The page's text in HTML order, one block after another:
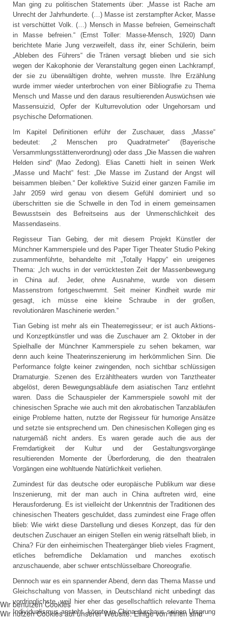
Man ging zu politischen Statements über: „Masse ist Rache am
Unrecht der Jahrhunderte. (…) Masse ist zerstampfter Acker, Masse
ist verschüttet Volk. (…) Mensch in Masse befreien, Gemeinschaft
in Masse befreien.“ (Ernst Toller: Masse-Mensch, 1920) Dann
berichtete Marie Jung verzweifelt, dass ihr, einer Schülerin, beim
„Ableben des Führers“ die Tränen versagt blieben und sie sich
wegen der Kakophonie der Veranstaltung gegen einen Lachkrampf,
der sie zu überwältigen drohte, wehren musste. Ihre Erzählung
wurde immer wieder unterbrochen von einer Bibliografie zu Thema
Mensch und Masse und den daraus resultierenden Auswüchsen wie
Massensuizid, Opfer der Kulturrevolution oder Ungehorsam und
psychische Deformationen.
Im Kapitel Definitionen erführ der Zuschauer, dass „Masse“
bedeutet: „2 Menschen pro Quadratmeter“ (Bayerische
Versammlungsstättenverordnung) oder dass „Die Massen die wahren
Helden sind“ (Mao Zedong). Elias Canetti hielt in seinen Werk
„Masse und Macht“ fest: „Die Masse im Zustand der Angst will
beisammen bleiben.“ Der kollektive Suizid einer ganzen Familie im
Jahr 2059 wird genau von diesem Gefühl dominiert und so
überschritten sie die Schwelle in den Tod in einem gemeinsamen
Bewusstsein des Befreitseins aus der Unmenschlichkeit des
Massendaseins.
Regisseur Tian Gebing, der mit diesem Projekt Künstler der
Münchner Kammerspiele und des Paper Tiger Theater Studio Peking
zusammenführte, behandelte mit „Totally Happy“ ein ureigenes
Thema: „Ich wuchs in der verrücktesten Zeit der Massenbewegung
in China auf. Jeder, ohne Ausnahme, wurde von diesem
Massenstrom fortgeschwemmt. Seit meiner Kindheit wurde mir
gesagt, ich müsse eine kleine Schraube in der großen,
revolutionären Maschinerie werden.“
Tian Gebing ist mehr als ein Theaterregisseur; er ist auch Aktions-
und Konzeptkünstler und was die Zuschauer am 2. Oktober in der
Spielhalle der Münchner Kammerspiele zu sehen bekamen, war
denn auch keine Theaterinszenierung im herkömmlichen Sinn. Die
Performance folgte keiner zwingenden, noch sichtbar schlüssigen
Dramaturgie. Szenen des Erzähltheaters wurden von Tanztheater
abgelöst, deren Bewegungsabläufe dem asiatischen Tanz entlehnt
waren. Dass die Schauspieler der Kammerspiele sowohl mit der
chinesischen Sprache wie auch mit den akrobatischen Tanzabläufen
einige Probleme hatten, nutzte der Regisseur für humorige Ansätze
und setzte sie entsprechend um. Den chinesischen Kollegen ging es
naturgemäß nicht anders. Es waren gerade auch die aus der
Fremdartigkeit der Kultur und der Gestaltungsvorgänge
resultierenden Momente der Überforderung, die den theatralen
Vorgängen eine wohltuende Natürlichkeit verliehen.
Zumindest für das deutsche oder europäische Publikum war diese
Inszenierung, mit der man auch in China auftreten wird, eine
Herausforderung. Es ist vielleicht der Unkenntnis der Traditionen des
chinesischen Theaters geschuldet, dass zumindest eine Frage offen
blieb: Wie wirkt diese Darstellung und dieses Konzept, das für den
deutschen Zuschauer an einigen Stellen ein wenig rätselhaft blieb, in
China? Für den einheimischen Theatergänger blieb vieles Fragment,
etliches befremdliche Deklamation und manches exotisch
anzuschauende, aber schwer entschlüsselbare Choreografie.
Dennoch war es ein spannender Abend, denn das Thema Masse und
Gleichschaltung von Massen, in Deutschland nicht unbedingt das
vordringlichste, weil hier eher das gesellschaftlich relevante Thema
Individualismus ansteht, könnte in China durchaus seinen Ursprung
Wir benutzen Cookies
Wir nutzen Cookies auf unserer Website. Einige von ihnen sind